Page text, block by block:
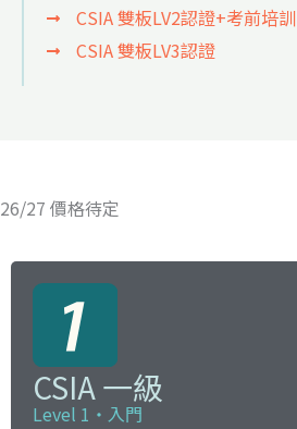
CSIA 雙板LV2認證+考前培訓
CSIA 雙板LV3認證
26/27 價格待定
CSIA 一級
Level 1・入門